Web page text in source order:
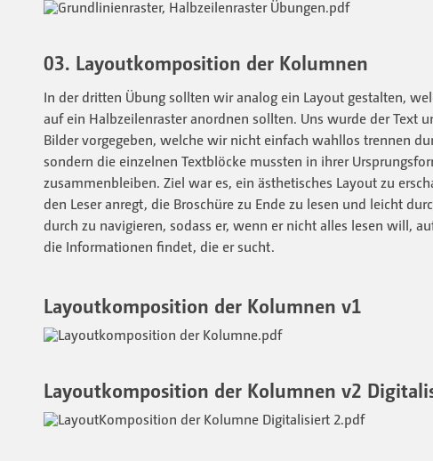
03. Layoutkomposition der Kolumnen
In der dritten Übung sollten wir analog ein Layout gestalten,
auf ein Halbzeilenraster anordnen sollten. Uns wurde der Text
Bilder vorgegeben, welche wir nicht einfach wahllos trennen
sondern die einzelnen Textblöcke mussten in ihrer
zusammenbleiben. Ziel war es, ein ästhetisches Layout zu
den Leser anregt, die Broschüre zu Ende zu lesen und leicht
durch zu navigieren, sodass er, wenn er nicht alles lesen will,
die Informationen findet, die er sucht.
Layoutkomposition der Kolumnen v1
Layoutkomposition der Kolumnen v2